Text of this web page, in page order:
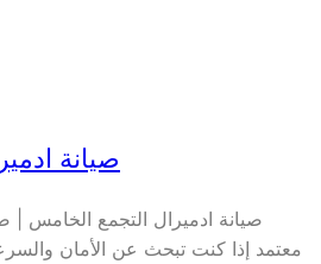
صيانة
صيانة ادميرال التجمع الخامس |
معتمد إذا كنت تبحث عن الأمان